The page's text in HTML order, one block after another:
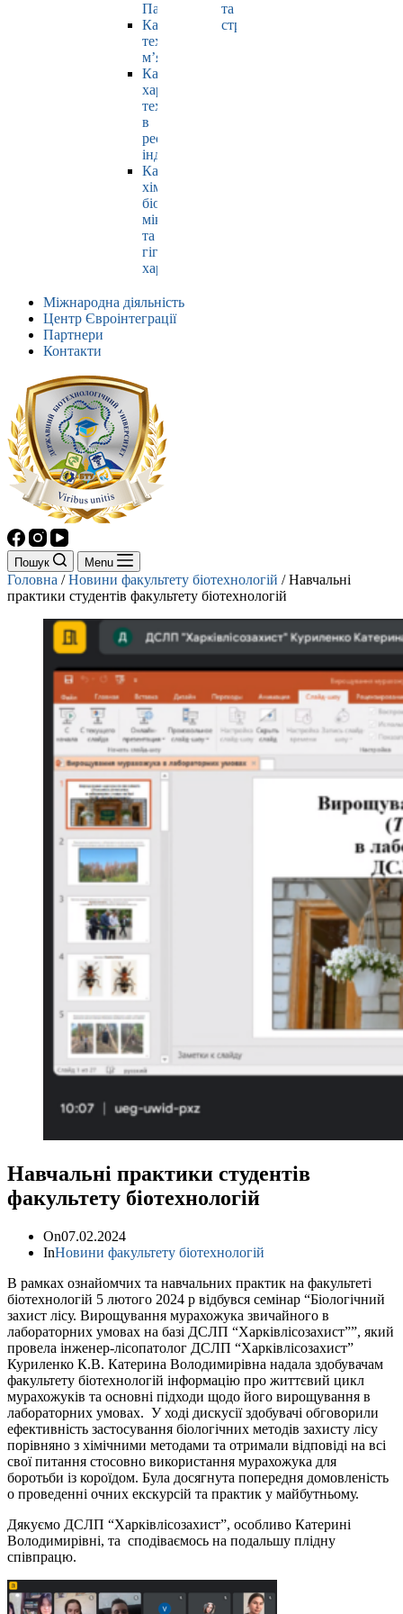
Павлюк
Кафедра
технології
м’яса
Кафедра
харчових
технологій
в
ресторанній
індустрії
Кафедра
хімії,
біохімії,
мікробіології
та
гігієни
харчування
та
страхування
Міжнародна діяльність
Центр Євроінтеграції
Партнери
Контакти
Пошук Menu
Головна /Новини факультету біотехнологій /Навчальні
практики студентів факультету біотехнологій
Навчальні практики студентів
факультету біотехнологій
On07.02.2024
InНовини факультету біотехнологій
В рамках ознайомчих та навчальних практик на факультеті
біотехнологій 5 лютого 2024 р відбувся семінар “Біологічний
захист лісу. Вирощування мурахожука звичайного в
лабораторних умовах на базі ДСЛП “Харківлісозахист””, який
провела інженер-лісопатолог ДСЛП “Харківлісозахист”
Куриленко К.В. Катерина Володимирівна надала здобувачам
факультету біотехнологій інформацію про життєвий цикл
мурахожуків та основні підходи щодо його вирощування в
лабораторних умовах. У ході дискусії здобувачі обговорили
ефективність застосування біологічних методів захисту лісу
порівняно з хімічними методами та отримали відповіді на всі
свої питання стосовно використання мурахожука для
боротьби із короїдом. Була досягнута попередня домовленість
о проведенні очних екскурсій та практик у майбутньому.
Дякуємо ДСЛП “Харківлісозахист”, особливо Катерині
Володимирівні, та сподіваємось на подальшу плідну
співпрацю.